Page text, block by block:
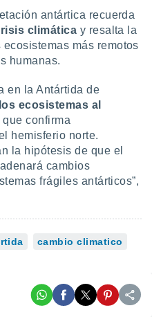
antártica recuerda
climática y resalta la
más remotos
humanas.
en la Antártida de
ecosistemas al
que confirma
hemisferio norte.
la hipótesis de que el
cambios
frágiles antárticos”,
cambio climatico